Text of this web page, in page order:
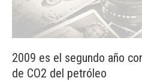
2009 es el segundo año
de CO2 del petróleo